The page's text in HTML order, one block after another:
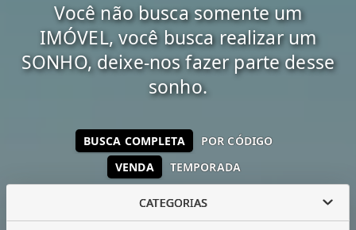
Você não busca somente um
IMÓVEL, você busca realizar um
SONHO, deixe-nos fazer parte desse
sonho.
VENDA TEMPORADA
BUSCA COMPLETA POR CÓDIGO
CATEGORIAS